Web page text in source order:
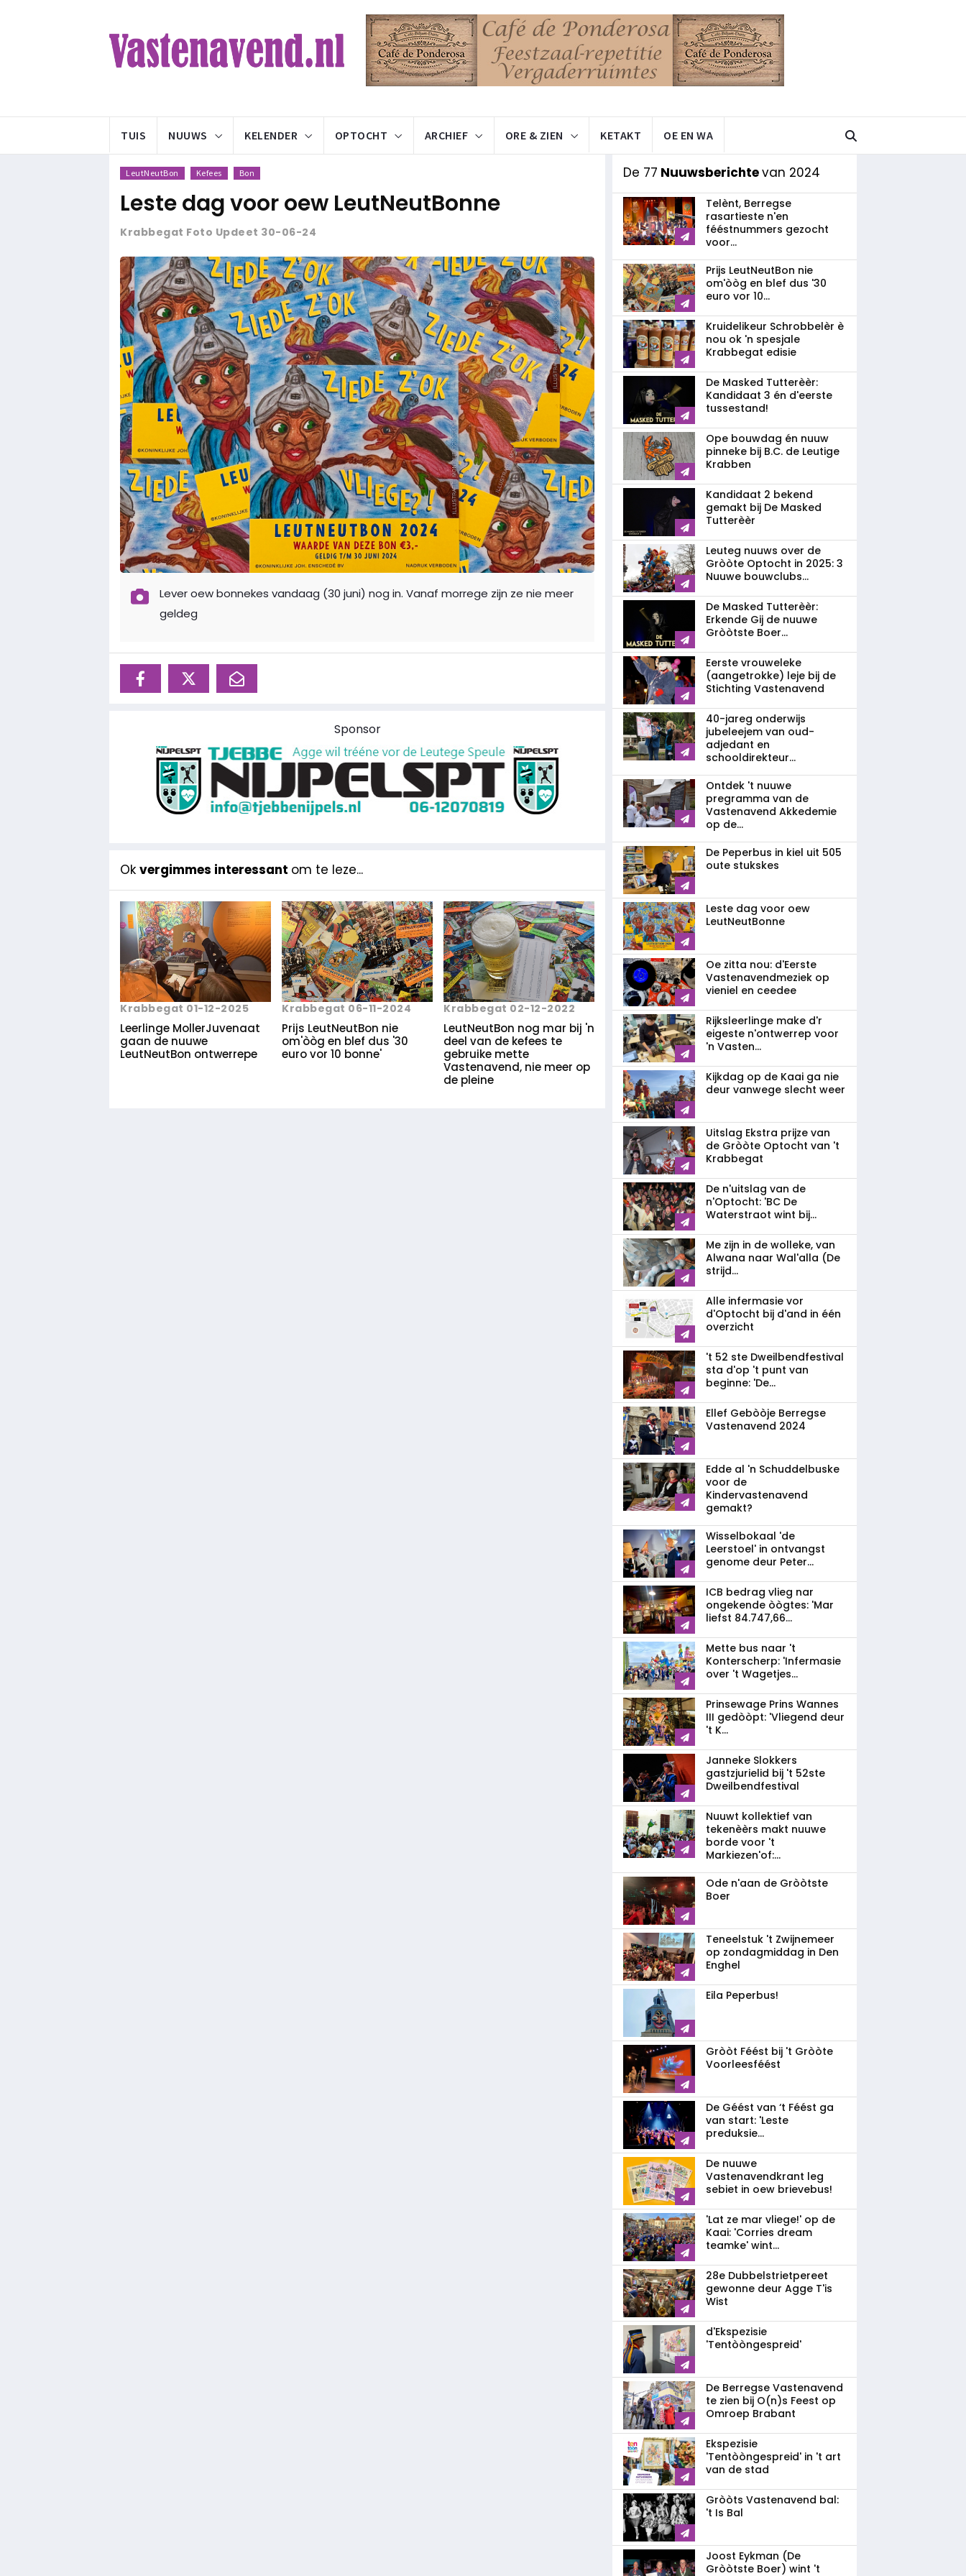
TUIS NUUWS KELENDER OPTOCHT ARCHIEF ORE & ZIEN KETAKT OE EN WA
LeutNeutBon Kefees Bon
Leste dag voor oew LeutNeutBonne
Krabbegat Foto Updeet 30-06-24
Lever oew bonnekes vandaag (30 juni) nog in. Vanaf morrege zijn ze nie meer
geldeg
Sponsor
Ok vergimmes interessant om te leze...
Krabbegat 01-12-2025
Leerlinge MollerJuvenaat
gaan de nuuwe
LeutNeutBon ontwerrepe
Krabbegat 06-11-2024
Prijs LeutNeutBon nie
om'òòg en blef dus '30
euro vor 10 bonne'
Krabbegat 02-12-2022
LeutNeutBon nog mar bij 'n
deel van de kefees te
gebruike mette
Vastenavend, nie meer op
de pleine
De 77 Nuuwsberichtevan 2024
Telènt, Berregse
rasartieste n'en
fééstnummers gezocht
voor...
Prijs LeutNeutBon nie
om'òòg en blef dus '30
euro vor 10...
Kruidelikeur Schrobbelèr è
nou ok 'n spesjale
Krabbegat edisie
De Masked Tutterèèr:
Kandidaat 3 én d'eerste
tussestand!
Ope bouwdag én nuuw
pinneke bij B.C. de Leutige
Krabben
Kandidaat 2 bekend
gemakt bij De Masked
Tutterèèr
Leuteg nuuws over de
Gròòte Optocht in 2025: 3
Nuuwe bouwclubs...
De Masked Tutterèèr:
Erkende Gij de nuuwe
Gròòtste Boer...
Eerste vrouweleke
(aangetrokke) leje bij de
Stichting Vastenavend
40-jareg onderwijs
jubeleejem van oud-
adjedant en
schooldirekteur...
Ontdek 't nuuwe
pregramma van de
Vastenavend Akkedemie
op de...
De Peperbus in kiel uit 505
oute stukskes
Leste dag voor oew
LeutNeutBonne
Oe zitta nou: d'Eerste
Vastenavendmeziek op
vieniel en ceedee
Rijksleerlinge make d'r
eigeste n'ontwerrep voor
'n Vasten...
Kijkdag op de Kaai ga nie
deur vanwege slecht weer
Uitslag Ekstra prijze van
de Gròòte Optocht van 't
Krabbegat
De n'uitslag van de
n'Optocht: 'BC De
Waterstraot wint bij...
Me zijn in de wolleke, van
Alwana naar Wal'alla (De
strijd...
Alle infermasie vor
d'Optocht bij d'and in één
overzicht
't 52 ste Dweilbendfestival
sta d'op 't punt van
beginne: 'De...
Ellef Gebòòje Berregse
Vastenavend 2024
Edde al 'n Schuddelbuske
voor de
Kindervastenavend
gemakt?
Wisselbokaal 'de
Leerstoel' in ontvangst
genome deur Peter...
ICB bedrag vlieg nar
ongekende òògtes: 'Mar
liefst 84.747,66...
Mette bus naar 't
Konterscherp: 'Infermasie
over 't Wagetjes...
Prinsewage Prins Wannes
III gedòòpt: 'Vliegend deur
't K...
Janneke Slokkers
gastzjurielid bij 't 52ste
Dweilbendfestival
Nuuwt kollektief van
tekenèèrs makt nuuwe
borde voor 't
Markiezen'of:...
Ode n'aan de Gròòtste
Boer
Teneelstuk 't Zwijnemeer
op zondagmiddag in Den
Enghel
Eila Peperbus!
Gròòt Féést bij 't Gròòte
Voorleesféést
De Géést van ‘t Féést ga
van start: 'Leste
preduksie...
De nuuwe
Vastenavendkrant leg
sebiet in oew brievebus!
'Lat ze mar vliege!' op de
Kaai: 'Corries dream
teamke' wint...
28e Dubbelstrietpereet
gewonne deur Agge T'is
Wist
d'Ekspezisie
'Tentòòngespreid'
De Berregse Vastenavend
te zien bij O(n)s Feest op
Omroep Brabant
Ekspezisie
'Tentòòngespreid' in 't art
van de stad
Gròòts Vastenavend bal:
't Is Bal
Joost Eykman (De
Gròòtste Boer) wint 't